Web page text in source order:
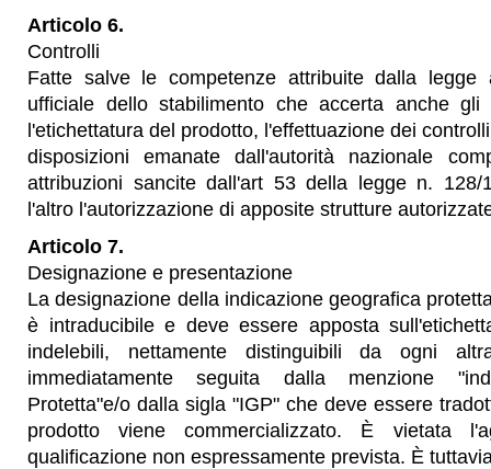
Articolo 6.
Controlli
Fatte salve le competenze attribuite dalla legge
ufficiale dello stabilimento che accerta anche gli
l'etichettatura del prodotto, l'effettuazione dei
disposizioni emanate dall'autorità nazionale
attribuzioni sancite dall'art 53 della legge n. 128/
l'altro l'autorizzazione di apposite strutture
Articolo 7.
Designazione e presentazione
La designazione della indicazione geografica
è intraducibile e deve essere apposta
indelebili, nettamente distinguibili da ogni
immediatamente seguita dalla menzione
Protetta"e/o dalla sigla "IGP" che deve essere
prodotto viene commercializzato. È vietata
qualificazione non espressamente prevista. È